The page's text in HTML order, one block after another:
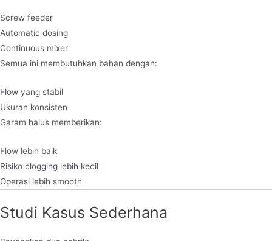
Screw feeder
Automatic dosing
Continuous mixer
Semua ini membutuhkan bahan dengan:
Flow yang stabil
Ukuran konsisten
Garam halus memberikan:
Flow lebih baik
Risiko clogging lebih kecil
Operasi lebih smooth
Studi Kasus Sederhana